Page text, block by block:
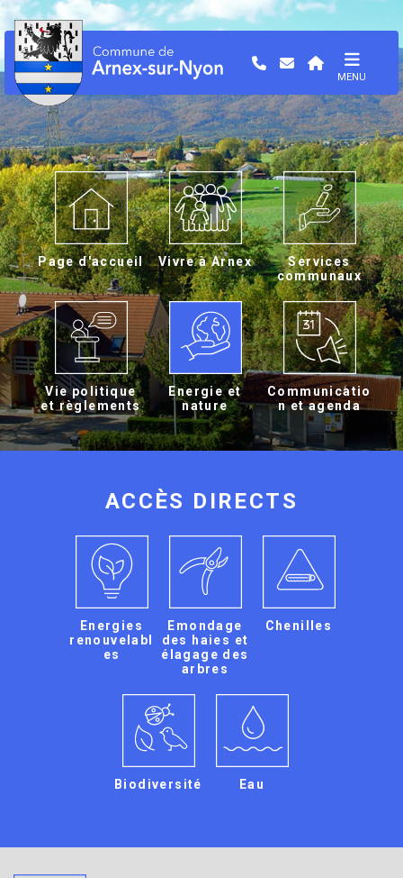
MENU
Page d'accueil Vivre à Arnex
Services
communaux
Vie politique
et règlements
Energie et
nature
Communicatio
n et agenda
ACCÈS DIRECTS
Energies
renouvelabl
es
Emondage
des haies et
élagage des
arbres
Chenilles
Biodiversité Eau